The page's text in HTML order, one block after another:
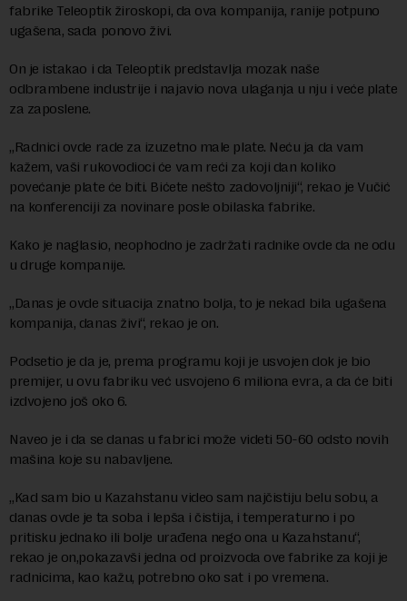
fabrike Teleoptik žiroskopi, da ova kompanija, ranije potpuno
ugašena, sada ponovo živi.
On je istakao i da Teleoptik predstavlja mozak naše
odbrambene industrije i najavio nova ulaganja u nju i veće plate
za zaposlene.
„Radnici ovde rade za izuzetno male plate. Neću ja da vam
kažem, vaši rukovodioci će vam reći za koji dan koliko
povećanje plate će biti. Bićete nešto zadovoljniji“, rekao je Vučić
na konferenciji za novinare posle obilaska fabrike.
Kako je naglasio, neophodno je zadržati radnike ovde da ne odu
u druge kompanije.
„Danas je ovde situacija znatno bolja, to je nekad bila ugašena
kompanija, danas živi“, rekao je on.
Podsetio je da je, prema programu koji je usvojen dok je bio
premijer, u ovu fabriku već usvojeno 6 miliona evra, a da će biti
izdvojeno još oko 6.
Naveo je i da se danas u fabrici može videti 50-60 odsto novih
mašina koje su nabavljene.
„Kad sam bio u Kazahstanu video sam najčistiju belu sobu, a
danas ovde je ta soba i lepša i čistija, i temperaturno i po
pritisku jednako ili bolje urađena nego ona u Kazahstanu“,
rekao je on,pokazavši jedna od proizvoda ove fabrike za koji je
radnicima, kao kažu, potrebno oko sat i po vremena.